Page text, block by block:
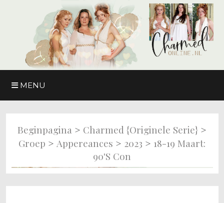
MENU
Beginpagina > Charmed {originele Serie} >
Groep > Appereances > 2023 > 18-19 Maart:
90's Con